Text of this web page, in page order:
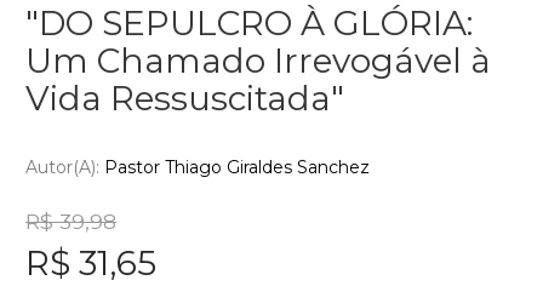
"DO SEPULCRO À GLÓRIA:
Um Chamado Irrevogável à
Vida Ressuscitada"
Autor(a): Pastor Thiago Giraldes Sanchez
R$ 39,98
R$ 31,65